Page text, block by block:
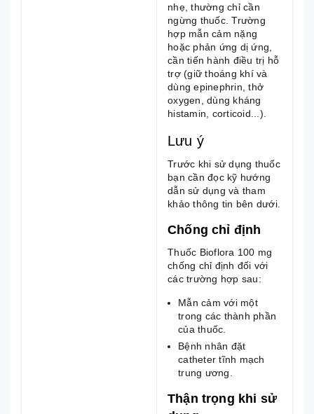
nhẹ, thường chỉ cần
ngừng thuốc. Trường
hợp mẫn cảm nặng
hoặc phản ứng dị ứng,
cần tiến hành điều trị hỗ
trợ (giữ thoáng khí và
dùng epinephrin, thở
oxygen, dùng kháng
histamin, corticoid...).
Lưu ý
Trước khi sử dụng thuốc
bạn cần đọc kỹ hướng
dẫn sử dụng và tham
khảo thông tin bên dưới.
Chống chỉ định
Thuốc Bioflora 100 mg
chống chỉ định đối với
các trường hợp sau:
Mẫn cảm với một
trong các thành phần
của thuốc.
Bệnh nhân đặt
catheter tĩnh mạch
trung ương.
Thận trọng khi sử